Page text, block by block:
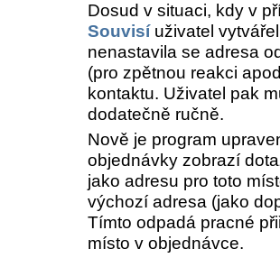
Dosud v situaci, kdy v
Souvisíuživatel
nenastavila se adresa
(pro zpětnou reakci
kontaktu. Uživatel pak
dodatečně ručně.
Nově je program
objednávky zobrazí
jako adresu pro toto
výchozí adresa (jako
Tímto odpadá pracné
místo v objednávce.